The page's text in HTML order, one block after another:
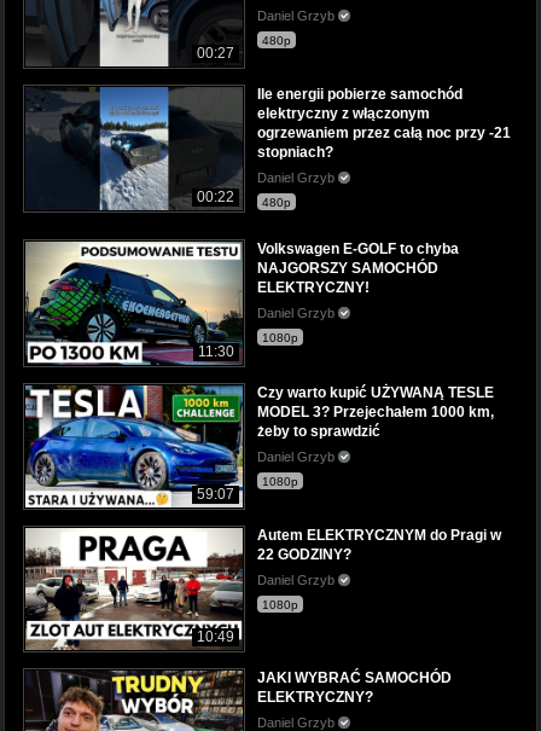
00:27
Daniel Grzyb
480p
00:22
Ile energii pobierze samochód
elektryczny z włączonym
ogrzewaniem przez całą noc przy -21
stopniach?
Daniel Grzyb
480p
11:30
Volkswagen E-GOLF to chyba
NAJGORSZY SAMOCHÓD
ELEKTRYCZNY!
Daniel Grzyb
1080p
59:07
Czy warto kupić UŻYWANĄ TESLE
MODEL 3? Przejechałem 1000 km,
żeby to sprawdzić
Daniel Grzyb
1080p
10:49
Autem ELEKTRYCZNYM do Pragi w
22 GODZINY?
Daniel Grzyb
1080p
JAKI WYBRAĆ SAMOCHÓD
ELEKTRYCZNY?
Daniel Grzyb